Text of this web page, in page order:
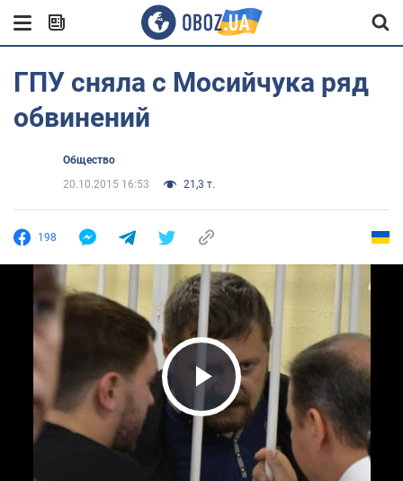
ГПУ сняла с Мосийчука ряд
обвинений
Общество
20.10.2015 16:53
21,3 т.
198
Play Video